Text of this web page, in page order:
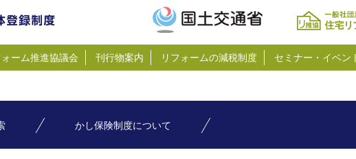
ーム推進協議会 刊行物案内 リフォームの減税制度 セミナー・イベン
かし保険制度について